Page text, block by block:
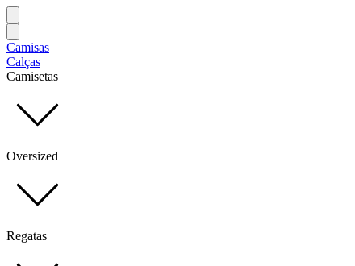
Camisas
Calças
Camisetas
Oversized
Regatas